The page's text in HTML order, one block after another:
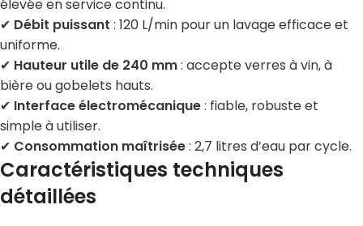
élevée en service continu.
✔ Débit puissant : 120 L/min pour un lavage efficace et
uniforme.
✔ Hauteur utile de 240 mm: accepte verres à vin, à
bière ou gobelets hauts.
✔ Interface électromécanique: fiable, robuste et
simple à utiliser.
✔ Consommation maîtrisée: 2,7 litres d’eau par cycle.
Caractéristiques techniques
détaillées